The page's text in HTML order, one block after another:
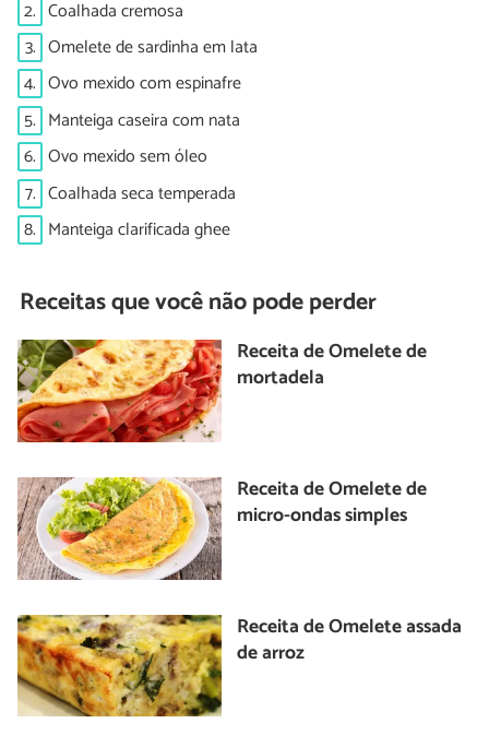
2. Coalhada cremosa
3. Omelete de sardinha em lata
4. Ovo mexido com espinafre
5. Manteiga caseira com nata
6. Ovo mexido sem óleo
7. Coalhada seca temperada
8. Manteiga clarificada ghee
Receitas que você não pode perder
Receita de Omelete de
mortadela
Receita de Omelete de
micro-ondas simples
Receita de Omelete assada
de arroz